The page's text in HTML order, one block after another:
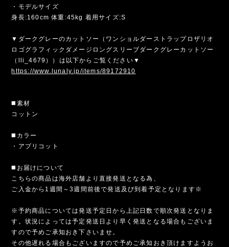
・モデルサイズ
身長:160cm 体重:45kg 着用サイズ:S
▼ダークグレーのカットソー（ワンショルダーストラップロザリオ
ロゴグラフィックダメージロングスリーブダークグレーカットソー
（lli_4679））は以下からご覧ください▼
https://www.lunaly.jp/items/89172910
◼️素材
コットン
◼️カラー
・アプリコット
◼️お届けについて
こちらの商品は海外店舗より直接発送となる為、
ご入金から1週間～3週間前後で発送及び到着予定となります※
※予約商品については発送予定日から上記日数で順次発送となりま
す。状況によっては予定発送日より早く発送となる場合もございま
すので予めご承知おき下さいませ。
その他遅れる場合もございますので予めご承知おき頂けますようお